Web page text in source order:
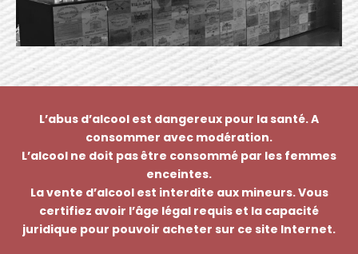
L’abus d’alcool est dangereux pour la santé. A
consommer avec modération.
L’alcool ne doit pas être consommé par les femmes
enceintes.
La vente d’alcool est interdite aux mineurs. Vous
certifiez avoir l’âge légal requis et la capacité
juridique pour pouvoir acheter sur ce site Internet.